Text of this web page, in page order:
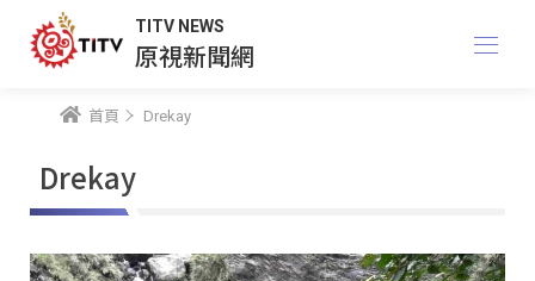
TITV NEWS
原視新聞網
首頁 Drekay
Drekay